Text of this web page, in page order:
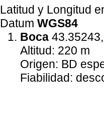
Latitud y Longitud
Datum WGS84
Boca
Altitud: 220 m
Origen: BD
Fiabilidad: